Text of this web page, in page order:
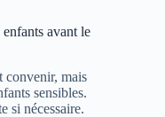
avant le
convenir, mais
sensibles.
si nécessaire.